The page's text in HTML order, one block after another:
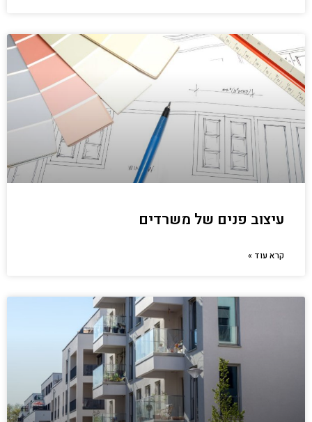
עיצוב פנים של משרדים
קרא עוד »